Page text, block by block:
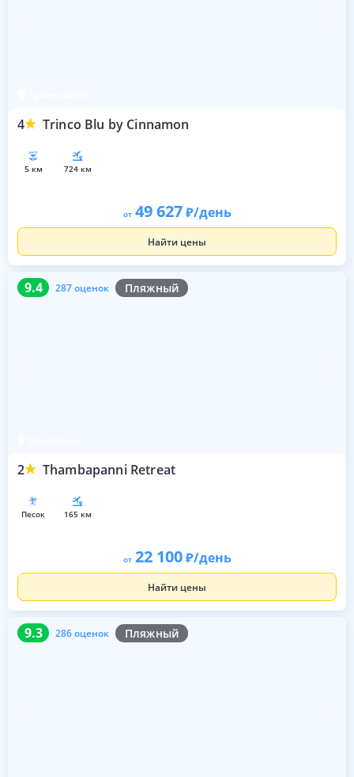
4 Trinco Blu by Cinnamon
5 км 724 км
от 49 627 /день
Найти цены
9.4 287 оценок Пляжный
2 Thambapanni Retreat
9.4 287 оценок
песок 165 км
от 22 100 /день
Найти цены
9.3 286 оценок Пляжный
9.3 286 оценок